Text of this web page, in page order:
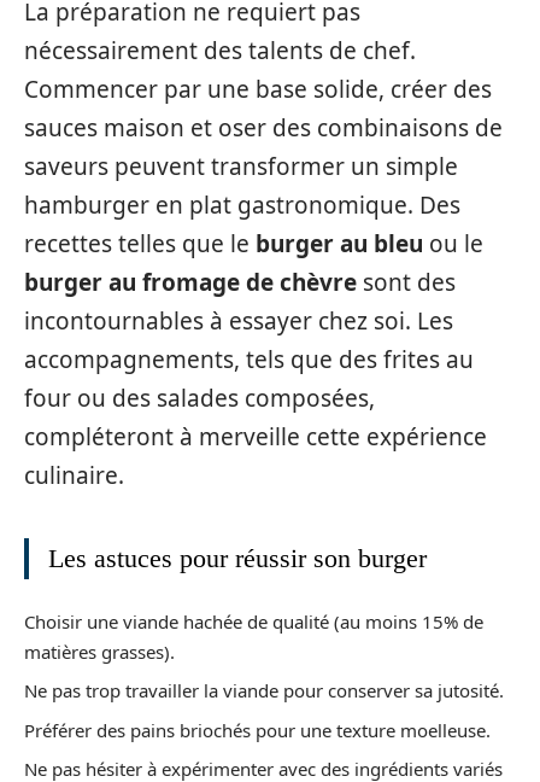
La préparation ne requiert pas
nécessairement des talents de chef.
Commencer par une base solide, créer des
sauces maison et oser des combinaisons de
saveurs peuvent transformer un simple
hamburger en plat gastronomique. Des
recettes telles que le burger au bleu ou le
burger au fromage de chèvre sont des
incontournables à essayer chez soi. Les
accompagnements, tels que des frites au
four ou des salades composées,
compléteront à merveille cette expérience
culinaire.
Les astuces pour réussir son burger
Choisir une viande hachée de qualité (au moins 15% de
matières grasses).
Ne pas trop travailler la viande pour conserver sa jutosité.
Préférer des pains briochés pour une texture moelleuse.
Ne pas hésiter à expérimenter avec des ingrédients variés